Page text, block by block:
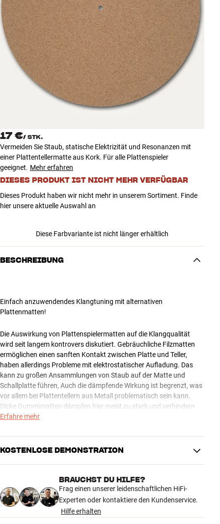
Zubehör
INSPIRATION
MARKEN
NEUHEITEN
ANGEBOTE
Store Finden
Kundendienst
Anmelden
Kundendienst
17 €/ STK.
Vermeiden Sie Staub, statische Elektrizität und Resonanzen mit
einer Plattentellermatte aus Kork. Für alle Plattenspieler
geeignet. Mehr erfahren
DIESES PRODUKT IST NICHT MEHR VERFÜGBAR
Dieses Produkt haben wir nicht mehr in unserem Sortiment. Finde
hier unsere aktuelle Auswahl an
Diese Farbvariante ist nicht länger erhältlich
BESCHREIBUNG
Einfach anzuwendendes Klangtuning mit alternativen
Plattenmatten!
Die Auswirkung von Plattenspielermatten auf die Klangqualität
wird seit langem kontrovers diskutiert. Gebräuchliche Filzmatten
ermöglichen einen sanften Kontakt zwischen Platte und Teller,
haben allerdings Probleme mit elektrostatischer Aufladung. Das
kann zu großen Ansammlungen von Staub auf der Matte und
Schallplatte führen, Auch die dämpfende Wirkung ist begrenzt, was
vor allem bei Plattentellern aus Metall problematisch sein kann.
Dicke Gummimatten dämpfen hier meist zu stark und verhindern
zusätzlich die Ableitung elektrostatischer Aufladungen von der
Kork sind 2 vollkommen unterschiedliche, aber sehr interessante
Alternativen. Beide dämmen Resonanzen besser als Filz, ziehen
sowohl von persönlichen Vorlieben, als auch vom Material des
Plattentellers ab. Eine sehr kosteneffiziente Methode um die
Klangqualität zu verbessern und Nebengeräusche durch Staub und
elektrostatische Aufladung zu reduzieren. Sie hören den
Unterschied!
Erfahre mehr
KOSTENLOSE DEMONSTRATION
BRAUCHST DU HILFE?
Frag einen unserer leidenschaftlichen HiFi-
Experten oder kontaktiere den Kundenservice.
Hilfe erhalten